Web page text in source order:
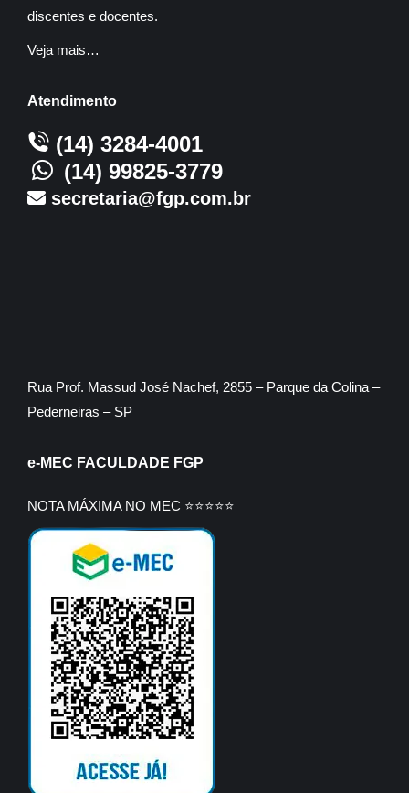
discentes e docentes.
Veja mais…
Atendimento
(14) 3284-4001
(14) 99825-3779
secretaria@fgp.com.br
Rua Prof. Massud José Nachef, 2855 – Parque da Colina –
Pederneiras – SP
e-MEC FACULDADE FGP
NOTA MÁXIMA NO MEC ⭐⭐⭐⭐⭐